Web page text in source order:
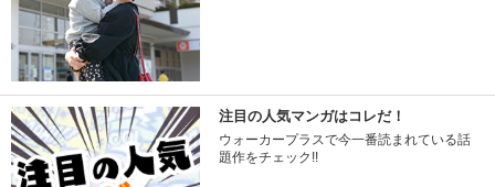
注目の人気マンガはコレだ！
ウォーカープラスで今一番読まれている話
題作をチェック!!